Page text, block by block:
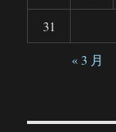
31
« 3 月